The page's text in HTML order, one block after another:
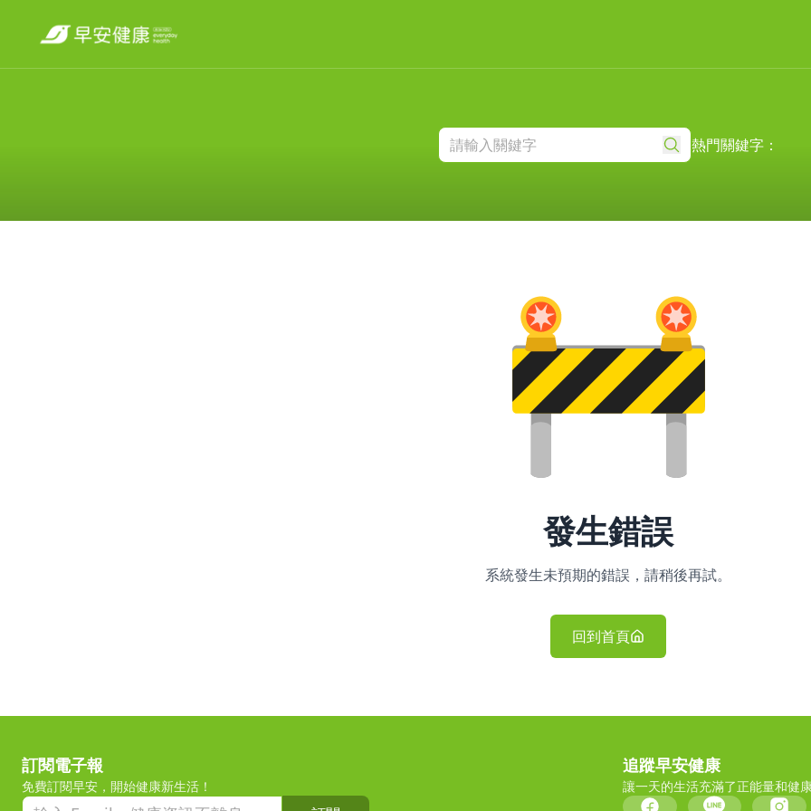
熱門關鍵字：
發生錯誤
系統發生未預期的錯誤，請稍後再試。
回到首頁
訂閱電子報
免費訂閱早安，開始健康新生活！
追蹤早安健康
讓一天的生活充滿了正能量和健